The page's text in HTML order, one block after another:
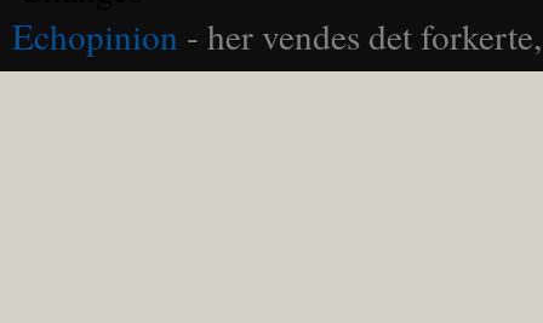
Echopinion - her vendes det